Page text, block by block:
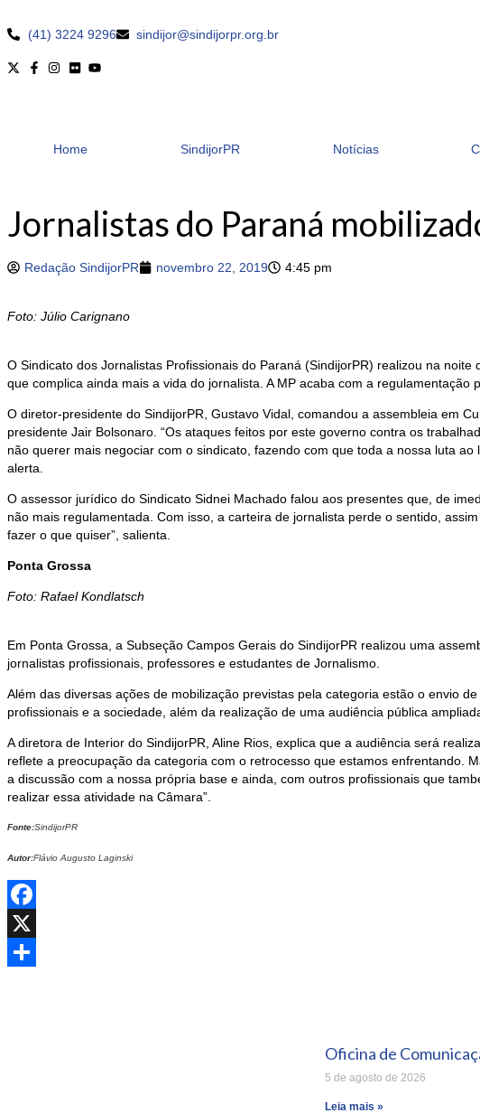
(41) 3224 9296 sindijor@sindijorpr.org.br
Home SindijorPR Notícias
Jornalistas do Paraná
Redação SindijorPR novembro 22, 2019 4:45 pm
Foto: Júlio Carignano
O Sindicato dos Jornalistas Profissionais do Paraná (SindijorPR) realizou na
que complica ainda mais a vida do jornalista. A MP acaba com a regulamentação
O diretor-presidente do SindijorPR, Gustavo Vidal, comandou a assembleia em
presidente Jair Bolsonaro. “Os ataques feitos por este governo contra os
não querer mais negociar com o sindicato, fazendo com que toda a nossa luta
alerta.
O assessor jurídico do Sindicato Sidnei Machado falou aos presentes que, de
não mais regulamentada. Com isso, a carteira de jornalista perde o sentido,
fazer o que quiser”, salienta.
Ponta Grossa
Foto: Rafael Kondlatsch
Em Ponta Grossa, a Subseção Campos Gerais do SindijorPR realizou uma
jornalistas profissionais, professores e estudantes de Jornalismo.
Além das diversas ações de mobilização previstas pela categoria estão o envio
profissionais e a sociedade, além da realização de uma audiência pública
A diretora de Interior do SindijorPR, Aline Rios, explica que a audiência será
reflete a preocupação da categoria com o retrocesso que estamos enfrentando.
a discussão com a nossa própria base e ainda, com outros profissionais que
realizar essa atividade na Câmara”.
Fonte:SindijorPR
Autor:Flávio Augusto Laginski
Facebook
X
Oficina de
5 de agosto de 2026
Leia mais »